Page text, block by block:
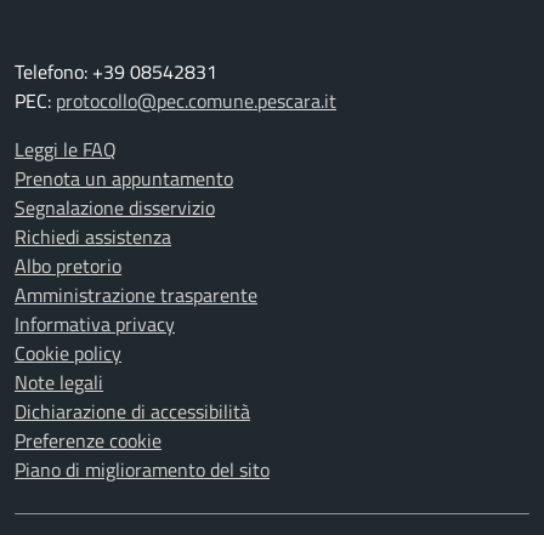
Telefono: +39 08542831
PEC: protocollo@pec.comune.pescara.it
Leggi le FAQ
Prenota un appuntamento
Segnalazione disservizio
Richiedi assistenza
Albo pretorio
Amministrazione trasparente
Informativa privacy
Cookie policy
Note legali
Dichiarazione di accessibilità
Preferenze cookie
Piano di miglioramento del sito